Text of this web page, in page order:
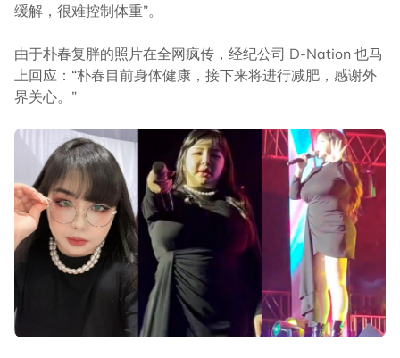
缓解，很难控制体重”。
由于朴春复胖的照片在全网疯传，经纪公司 D-Nation 也马
上回应：“朴春目前身体健康，接下来将进行减肥，感谢外
界关心。”